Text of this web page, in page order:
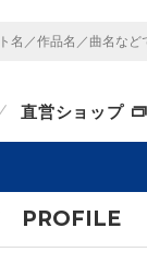
直営ショップ
PROFILE